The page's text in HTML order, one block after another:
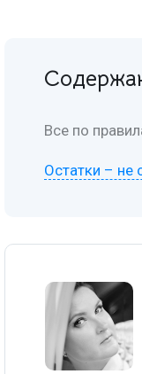
Все по
Остатки – не